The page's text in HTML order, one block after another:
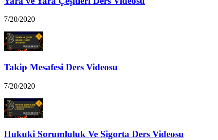
7/20/2020
Takip Mesafesi Ders Videosu
7/20/2020
Hukuki Sorumluluk Ve Sigorta Ders Videosu